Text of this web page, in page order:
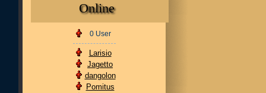
Online
0 User
Larisio
Jagetto
dangolon
Pomitus